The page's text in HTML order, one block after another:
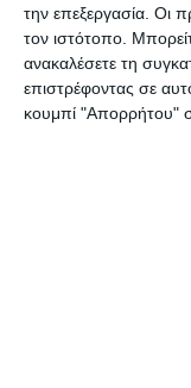
την επεξεργασία. Οι
τον ιστότοπο.
ανακαλέσετε τη
επιστρέφοντας σε
κουμπί "Απορρήτου"
πιστεύαμε πως
μέτρο για την
σχετικά η κ.